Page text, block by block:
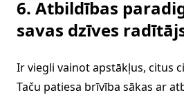
6. Atbildības
savas dzīves
Ir viegli vainot apstākļus, citus
Taču patiesa brīvība sākas ar